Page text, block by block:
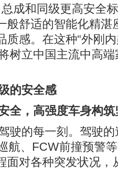
成和同级更高安全
般舒适的智能化精湛
质感。在这种“外刚
树立中国主流中高端
的安全感
全，高强度车身构
驶的每一刻。驾驶
航、FCW前撞预警
面对各种突发状况，